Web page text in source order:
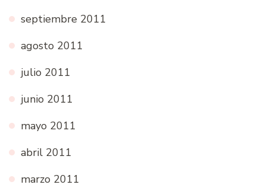
septiembre 2011
agosto 2011
julio 2011
junio 2011
mayo 2011
abril 2011
marzo 2011